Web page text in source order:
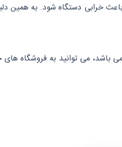
خرابی دستگاه شود. به همین
باشد، می توانید به فروشگاه